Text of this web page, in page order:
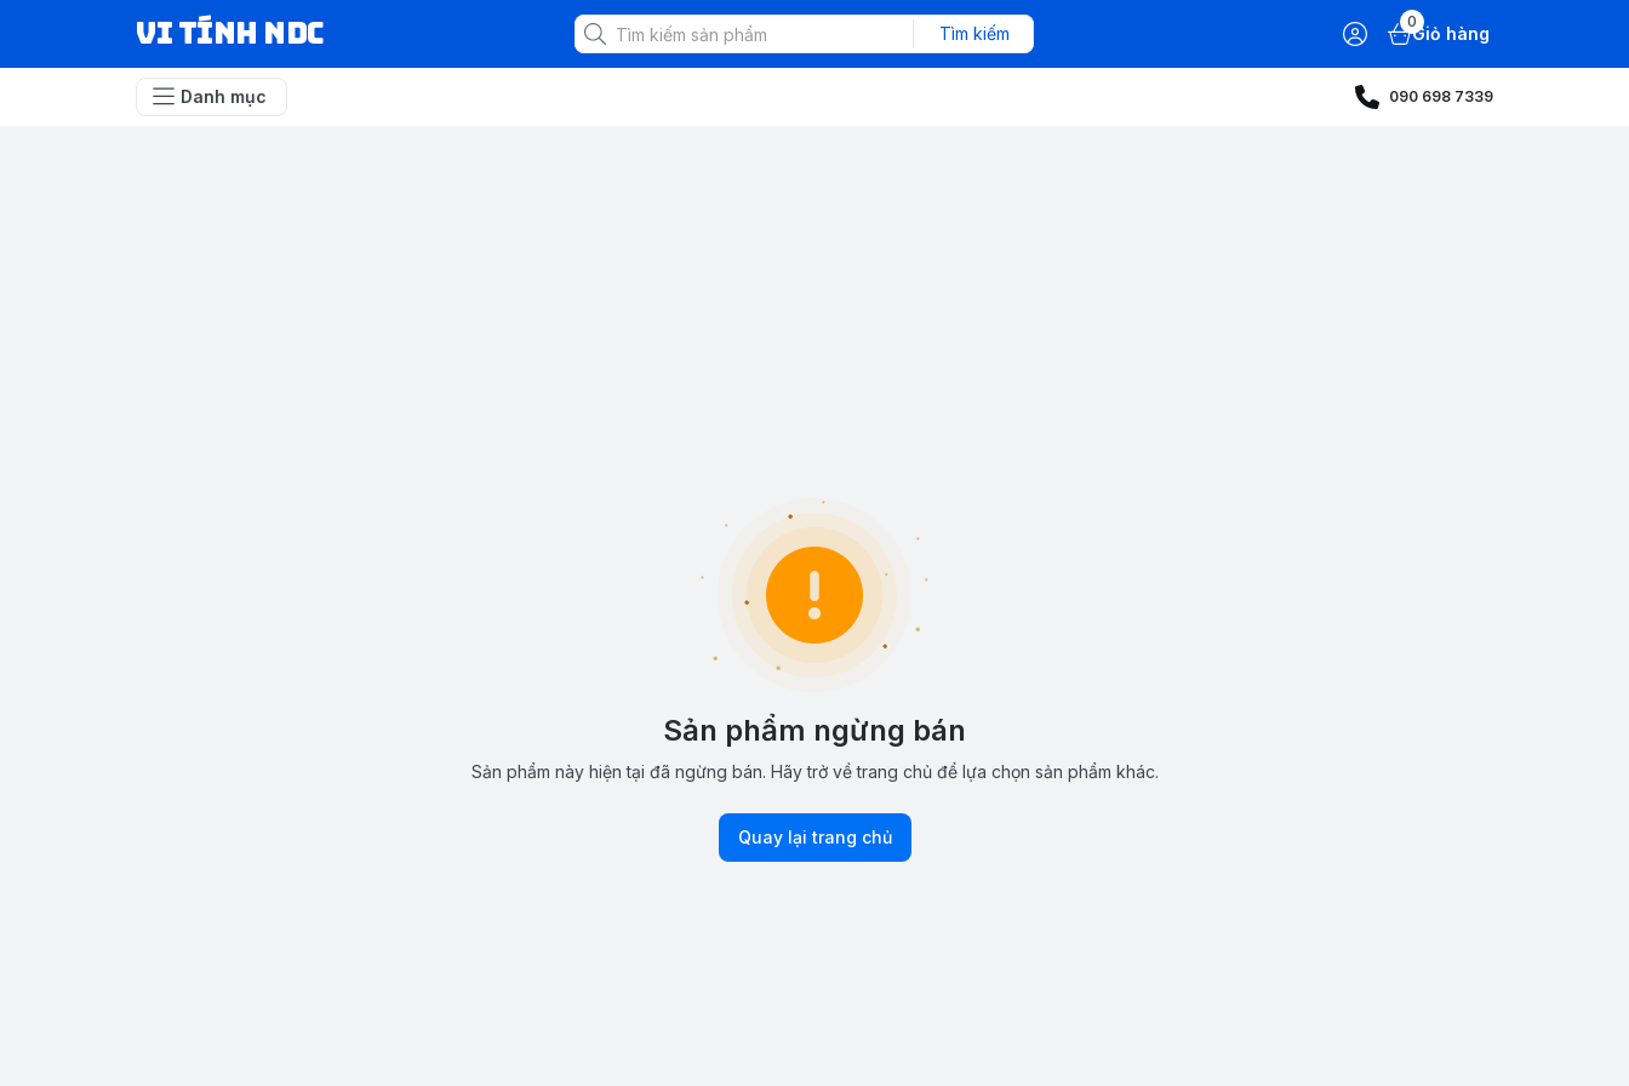
VI TÍNH NDC Tìm kiếm
0
Giỏ hàng
Danh mục 090 698 7339
Sản phẩm ngừng bán
Sản phẩm này hiện tại đã ngừng bán. Hãy trở về trang chủ để lựa chọn sản phẩm khác.
Quay lại trang chủ